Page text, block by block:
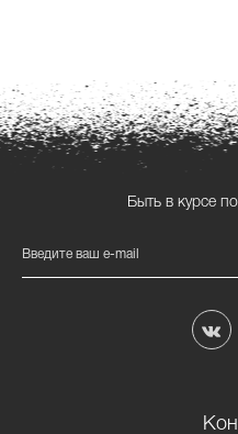
Быть в курсе
Введите ваш e-mail